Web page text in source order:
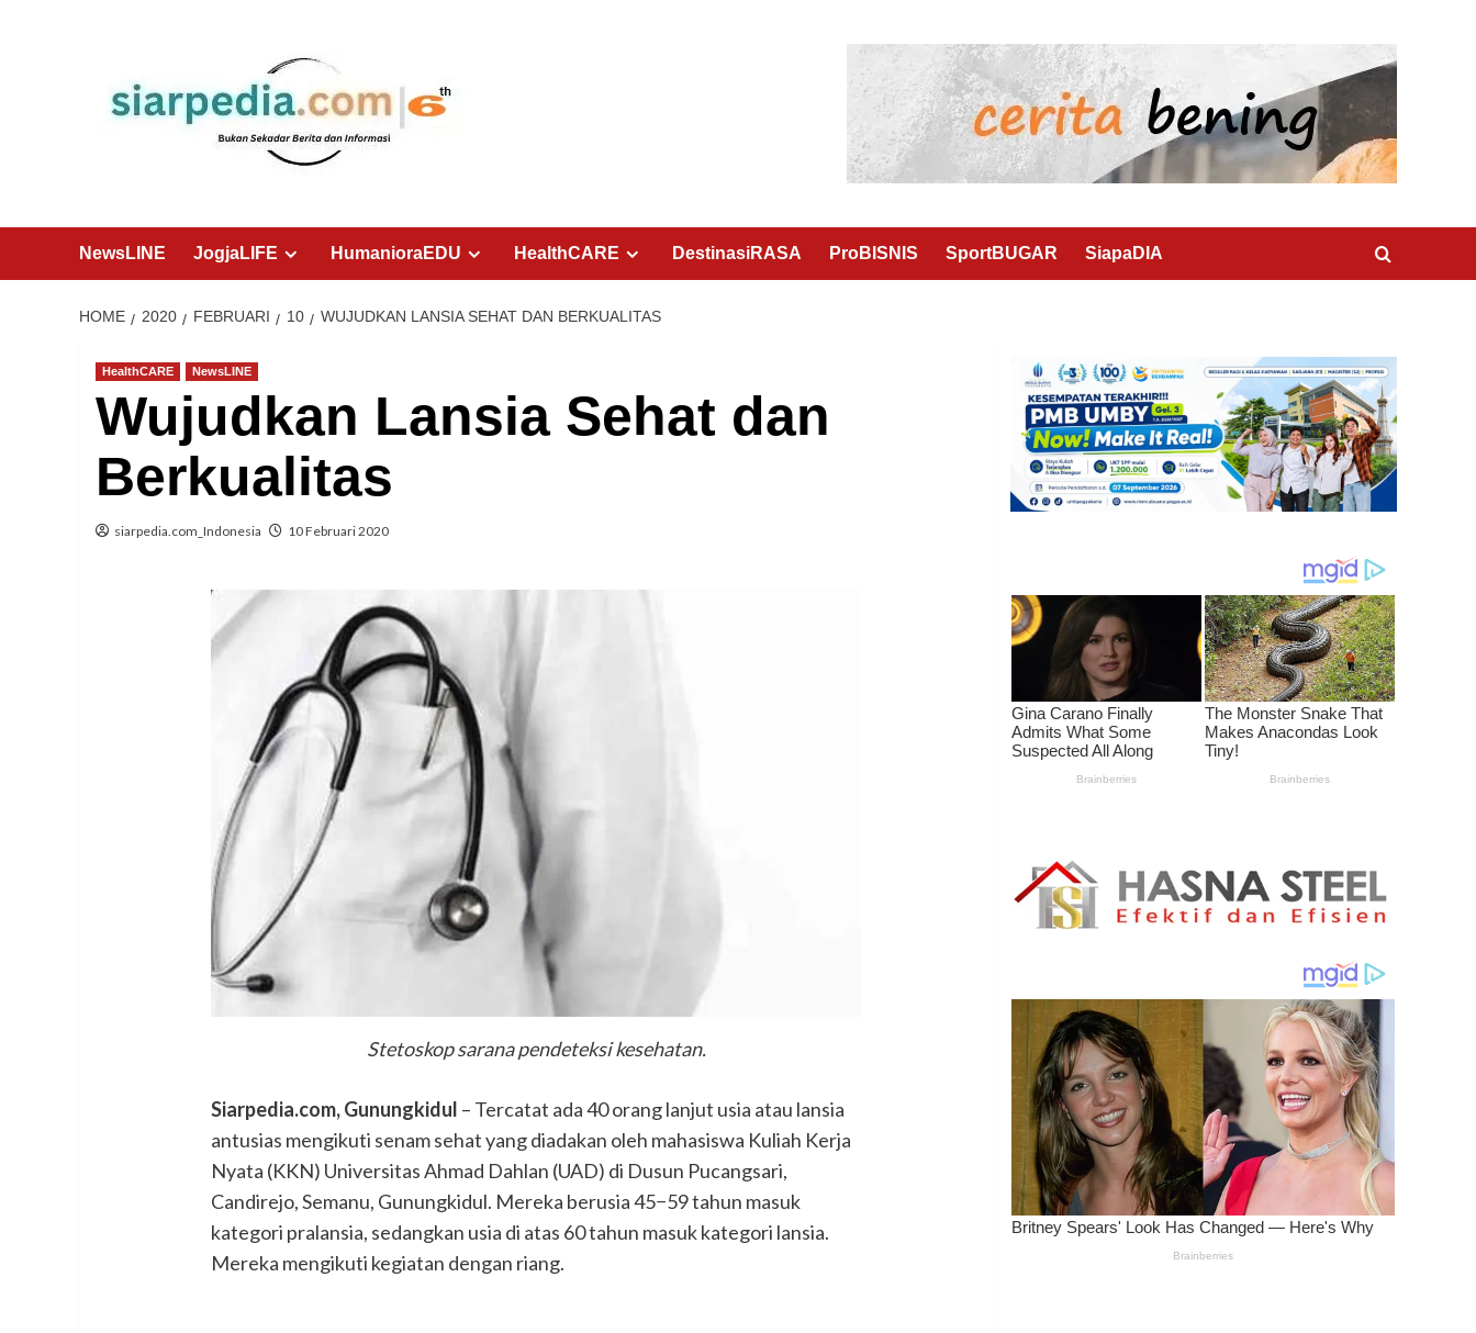
NewsLINE JogjaLIFE HumanioraEDU HealthCARE DestinasiRASA ProBISNIS SportBUGAR SiapaDIA
HOME 2020 FEBRUARI 10 WUJUDKAN LANSIA SEHAT DAN BERKUALITAS
HealthCARE NewsLINE
Wujudkan Lansia Sehat dan
Berkualitas
siarpedia.com_Indonesia 10 Februari 2020
Stetoskop sarana pendeteksi kesehatan.
Siarpedia.com, Gunungkidul – Tercatat ada 40 orang lanjut usia atau lansia
antusias mengikuti senam sehat yang diadakan oleh mahasiswa Kuliah Kerja
Nyata (KKN) Universitas Ahmad Dahlan (UAD) di Dusun Pucangsari,
Candirejo, Semanu, Gunungkidul. Mereka berusia 45−59 tahun masuk
kategori pralansia, sedangkan usia di atas 60 tahun masuk kategori lansia.
Mereka mengikuti kegiatan dengan riang.